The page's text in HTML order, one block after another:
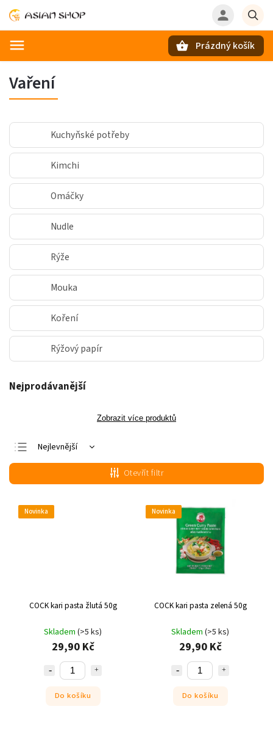
Prázdný košík
Vaření
Kuchyňské potřeby
Kimchi
Omáčky
Nudle
Rýže
Mouka
Koření
Rýžový papír
Nejprodávanější
Zobrazit více produktů
Nejlevnější
Nejdražší
Nejprodávanější
Abecedně
Otevřít filtr
Novinka
COCK kari pasta žlutá 50g
Skladem (>5 ks)
29,90 Kč
Do košíku
Novinka
COCK kari pasta zelená 50g
Skladem (>5 ks)
29,90 Kč
Do košíku